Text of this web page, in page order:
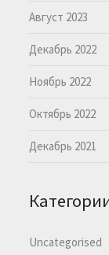
Август 2023
Декабрь 2022
Ноябрь 2022
Октябрь 2022
Декабрь 2021
Uncategorised